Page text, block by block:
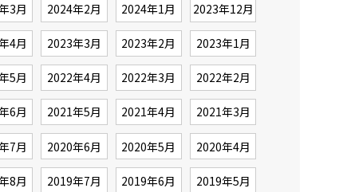
3月 2024年2月 2024年1月 2023年12月
4月 2023年3月 2023年2月 2023年1月
5月 2022年4月 2022年3月 2022年2月
6月 2021年5月 2021年4月 2021年3月
7月 2020年6月 2020年5月 2020年4月
8月 2019年7月 2019年6月 2019年5月